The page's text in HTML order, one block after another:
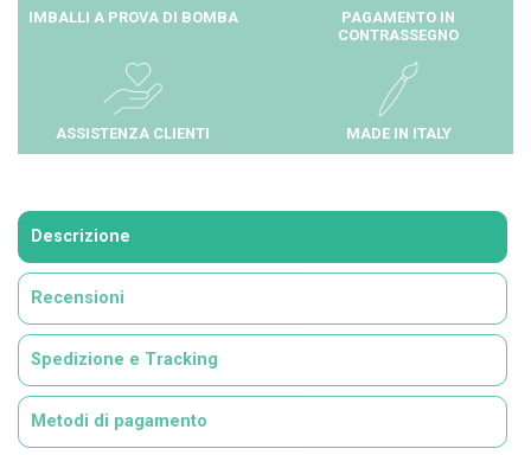
IMBALLI A PROVA DI BOMBA
PAGAMENTO IN
CONTRASSEGNO
ASSISTENZA CLIENTI MADE IN ITALY
Descrizione
Recensioni
Spedizione e Tracking
Metodi di pagamento